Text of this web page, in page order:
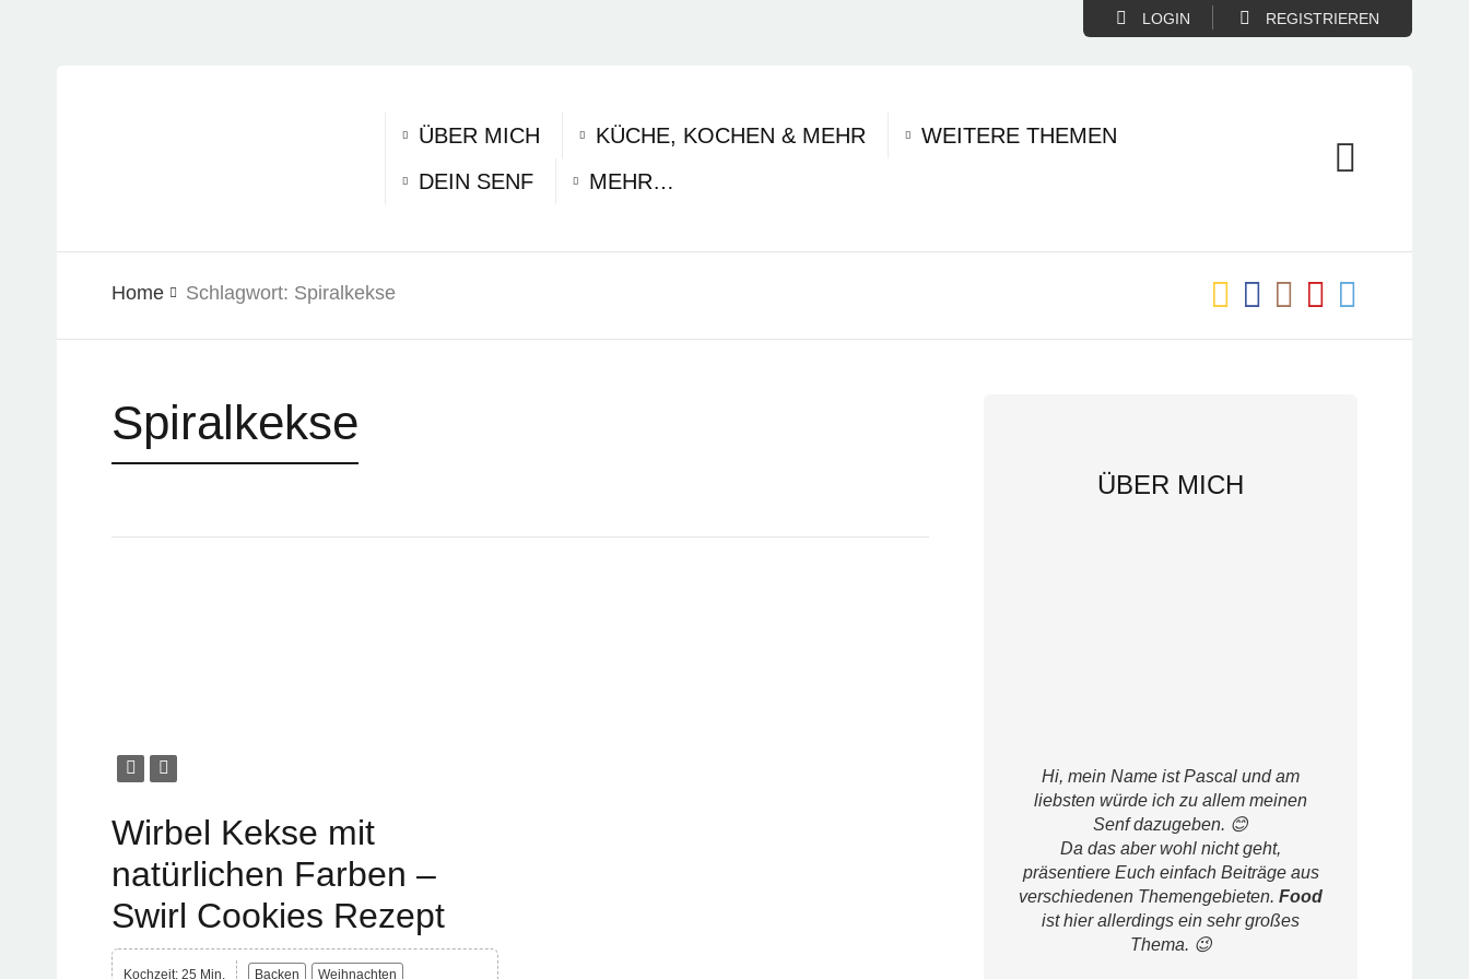
LOGIN REGISTRIEREN
ÜBER MICH KÜCHE, KOCHEN & MEHR
WEITERE THEMEN
DEIN SENF
MEHR…
Home Schlagwort: Spiralkekse
Spiralkekse
Wirbel Kekse mit
natürlichen Farben –
Swirl Cookies Rezept
Kochzeit: 25 Min. Backen Weihnachten
ÜBER MICH
Hi, mein Name ist Pascal und am
liebsten würde ich zu allem meinen
Senf dazugeben. 😊
Da das aber wohl nicht geht,
präsentiere Euch einfach Beiträge aus
verschiedenen Themengebieten. Food
ist hier allerdings ein sehr großes
Thema. 😉